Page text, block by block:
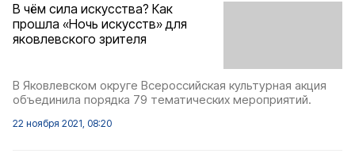
В чём сила искусства? Как
прошла «Ночь искусств» для
яковлевского зрителя
В Яковлевском округе Всероссийская культурная акция
объединила порядка 79 тематических мероприятий.
22 ноября 2021, 08:20